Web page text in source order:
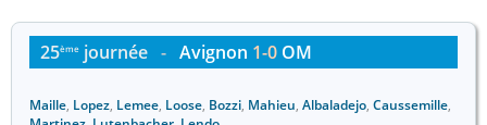
25ème journée - Avignon 1-0 OM
Maille, Lopez, Lemee, Loose, Bozzi, Mahieu, Albaladejo, Caussemille,